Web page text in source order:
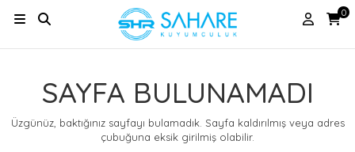
0
SAYFA BULUNAMADI
Üzgünüz, baktığınız sayfayı bulamadık. Sayfa kaldırılmış veya adres
çubuğuna eksik girilmiş olabilir.